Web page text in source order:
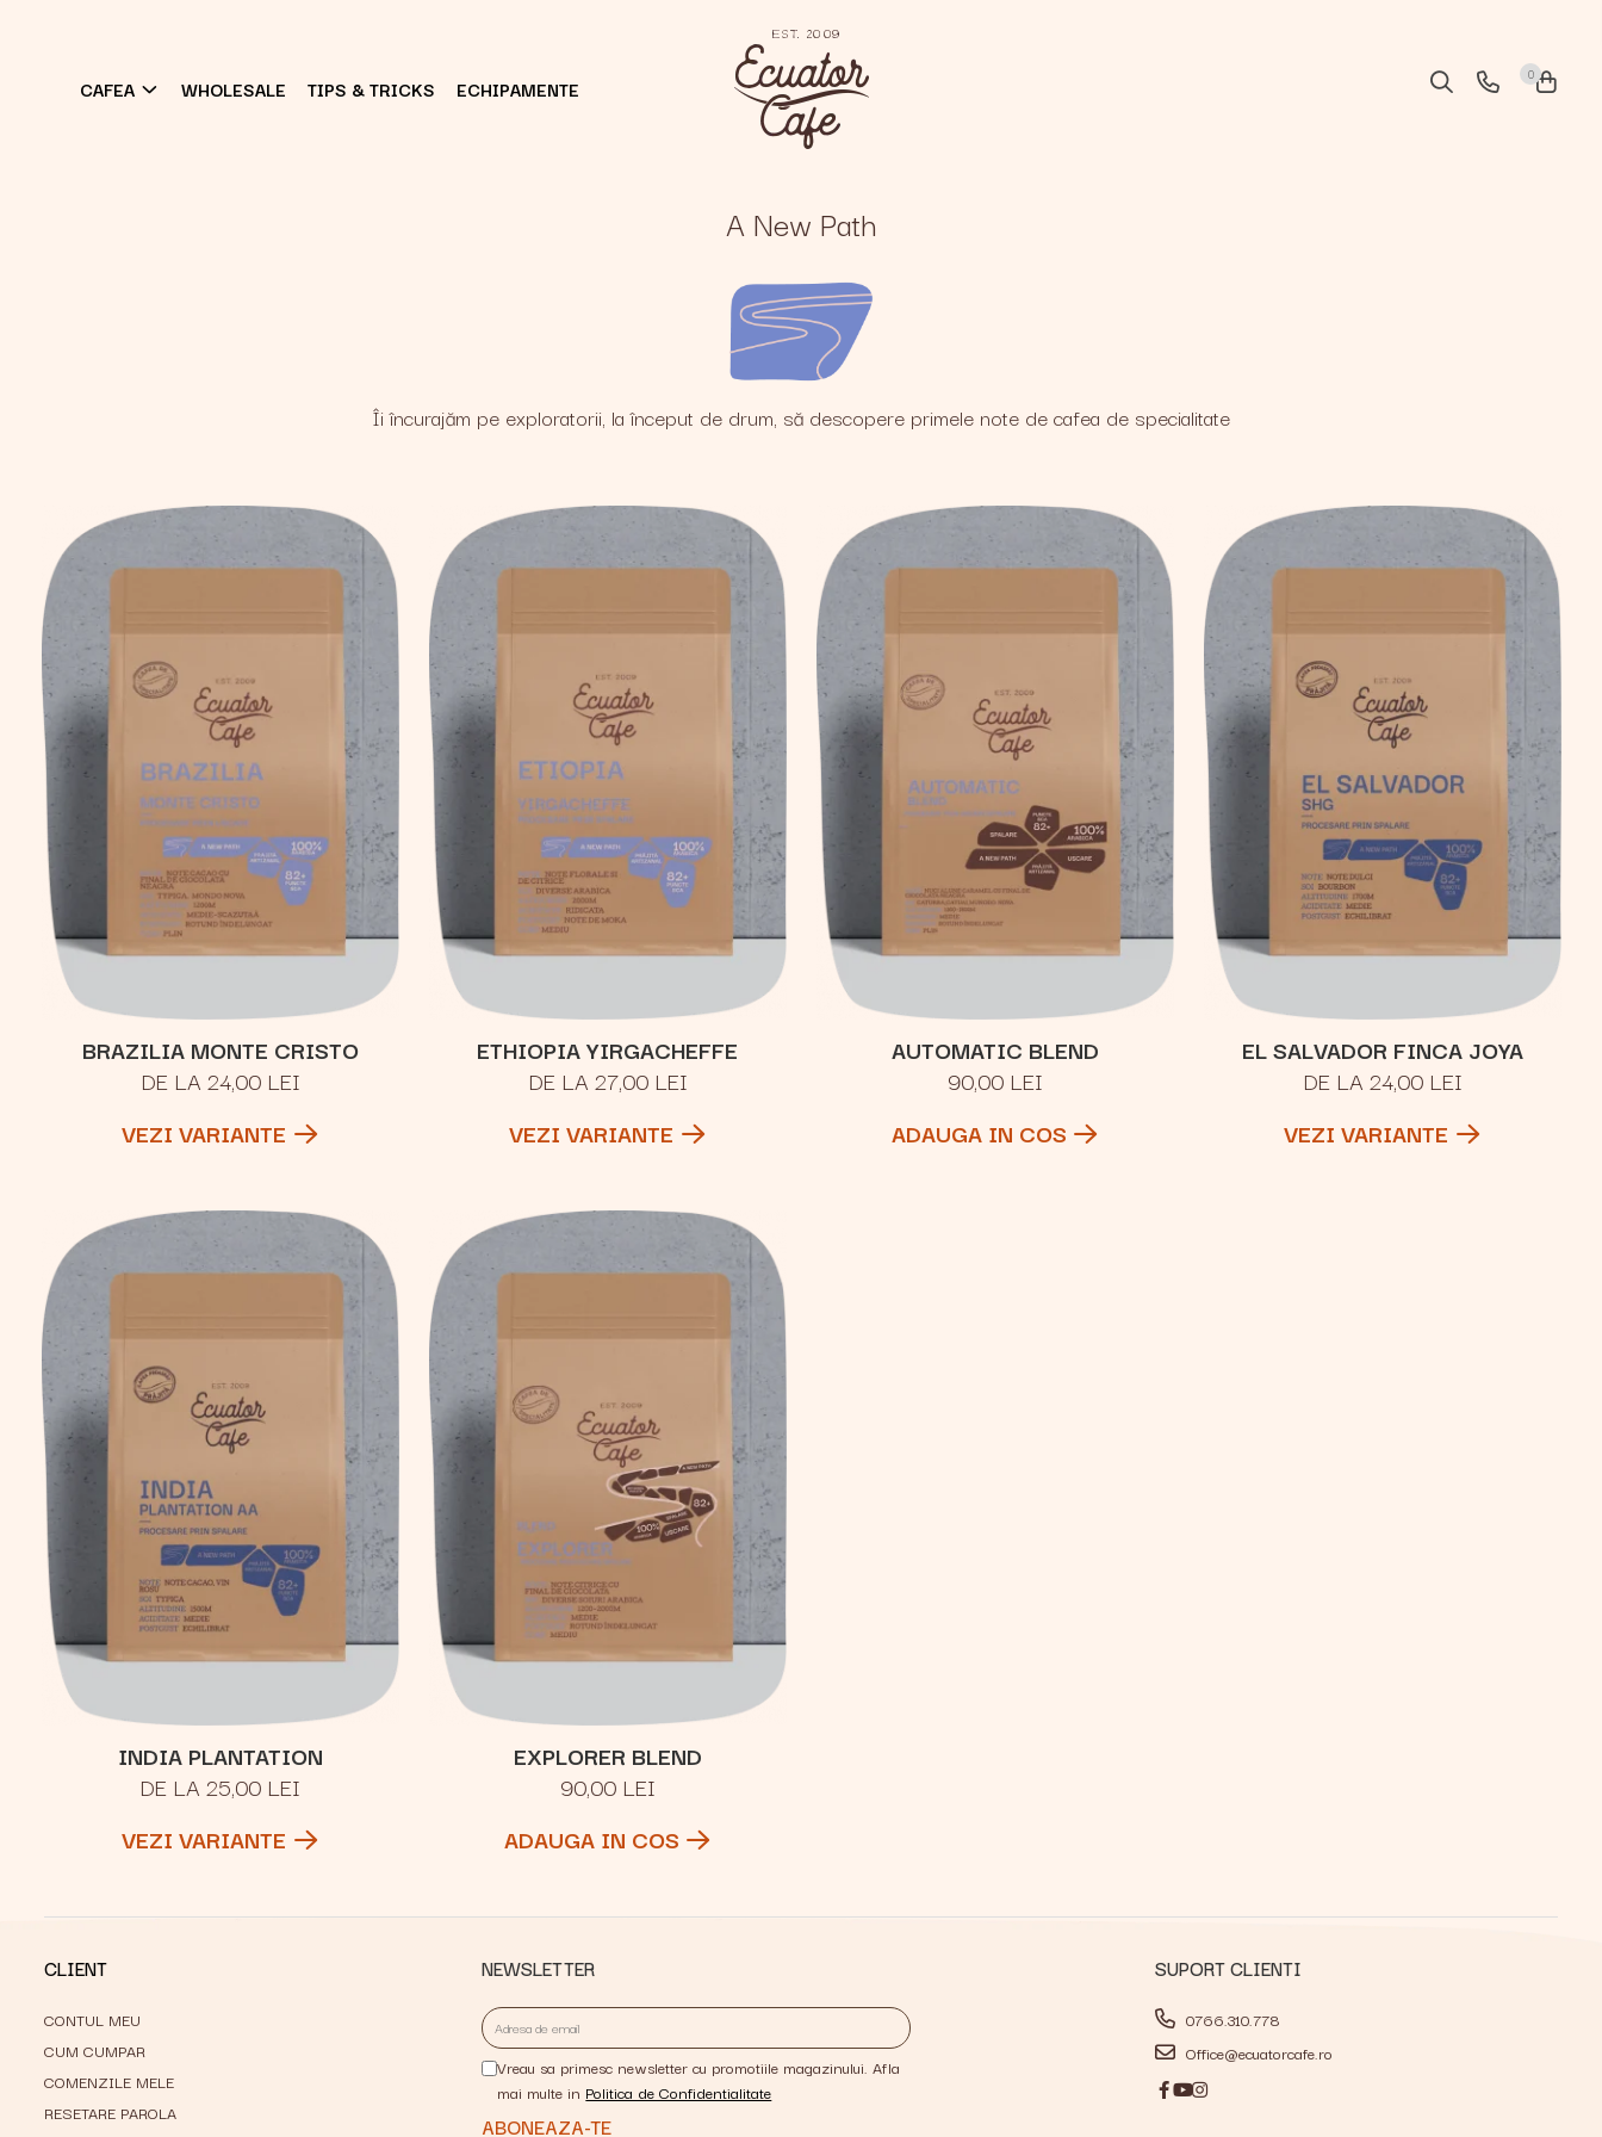
CAFEA WHOLESALE TIPS & TRICKS ECHIPAMENTE
0
A New Path
Îi încurajăm pe exploratorii, la început de drum, să descopere primele note de cafea de specialitate
BRAZILIA MONTE CRISTO
DE LA 24,00 LEI
VEZI VARIANTE
ETHIOPIA YIRGACHEFFE
DE LA 27,00 LEI
VEZI VARIANTE
AUTOMATIC BLEND
90,00 LEI
ADAUGA IN COS
EL SALVADOR FINCA JOYA
DE LA 24,00 LEI
VEZI VARIANTE
INDIA PLANTATION
DE LA 25,00 LEI
VEZI VARIANTE
EXPLORER BLEND
90,00 LEI
ADAUGA IN COS
CLIENT
CONTUL MEU
CUM CUMPAR
COMENZILE MELE
RESETARE PAROLA
NEWSLETTER
Vreau sa primesc newsletter cu promotiile magazinului. Afla
mai multe in Politica de Confidentialitate
SUPORT CLIENTI
0766.310.778
Office@ecuatorcafe.ro